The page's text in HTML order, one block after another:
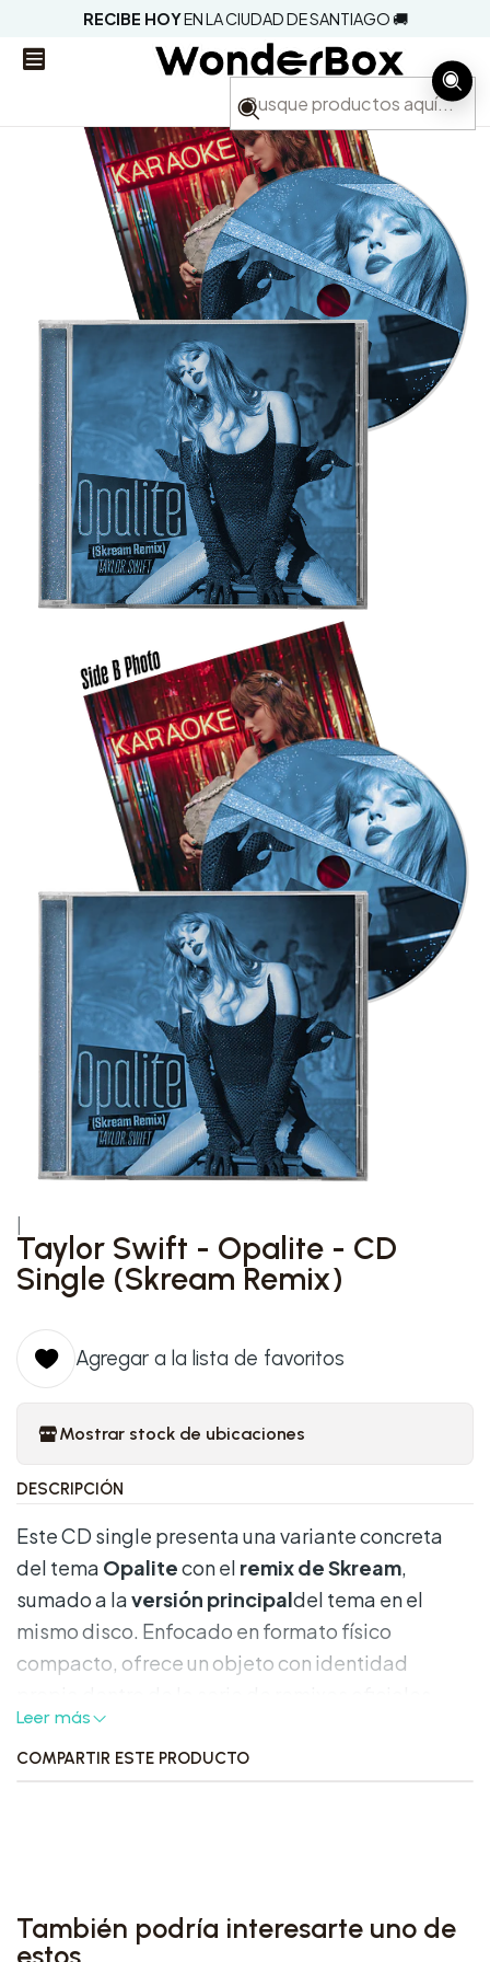
RECIBE HOYEN LA CIUDAD DE SANTIAGO 🚚
Taylor Swift - Opalite - CD
Single (Skream Remix)
Agregar a la lista de favoritos
Mostrar stock de ubicaciones
DESCRIPCIÓN
Este CD single presenta una variante concreta
del tema Opalitecon el remix de Skream,
sumado a laversión principaldel tema en el
mismo disco. Enfocado en formato físico
compacto, ofrece un objeto con identidad
dejando claro su valor como pieza de colección
breve y de estética cuidada.
exclusivo en ambas caras, lo que aumenta la
Leer más
COMPARTIR ESTE PRODUCTO
También podría interesarte uno de
estos